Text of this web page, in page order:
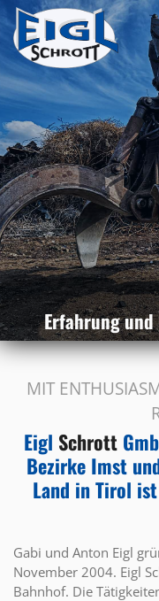
Erfahrung
MIT
Eigl Schrott
Bezirke Imst
Land in Tirol
Gabi und Anton Eigl
November 2004. Eigl
Bahnhof. Die